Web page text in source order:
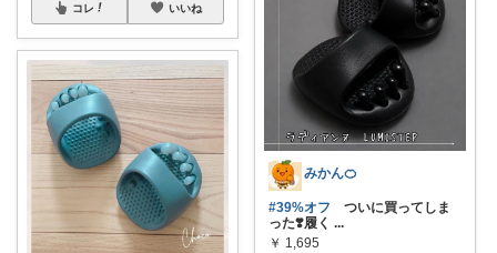
コレ いいね
みかん🍊
#39%オフ ついに買ってしま
った❣️履く ...
￥ 1,695